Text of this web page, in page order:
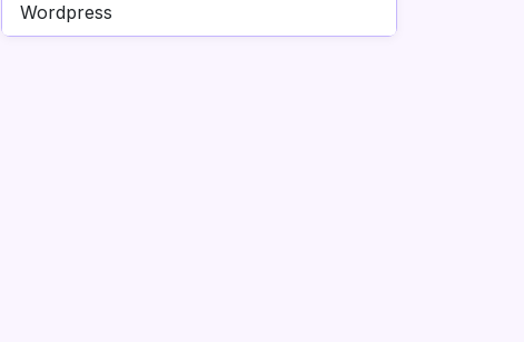
Wordpress